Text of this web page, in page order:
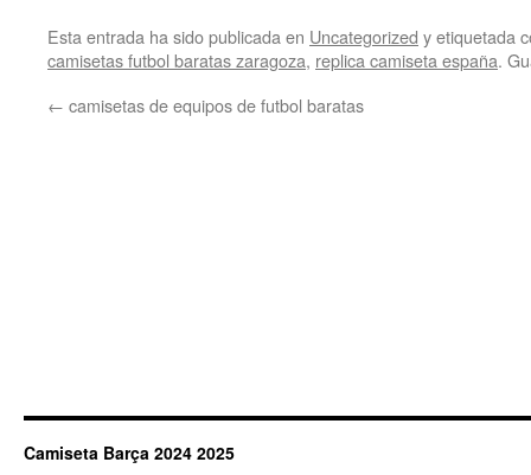
Esta entrada ha sido publicada en Uncategorized y etiquetada
camisetas futbol baratas zaragoza, replica camiseta españa.
← camisetas de equipos de futbol baratas
Camiseta Barça 2024 2025